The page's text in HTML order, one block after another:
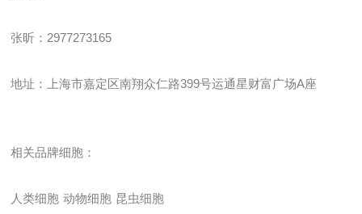
张昕： 2977273165
地址：上海市嘉定区南翔众仁路399号运通星财富广场A座
相关品牌细胞：
人类细胞 动物细胞 昆虫细胞